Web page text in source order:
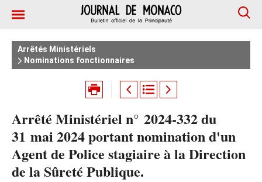
Arrêtés Ministériels
Nominations fonctionnaires
Arrêté Ministériel n° 2024‑332 du
31 mai 2024 portant nomination d'un
Agent de Police stagiaire à la Direction
de la Sûreté Publique.